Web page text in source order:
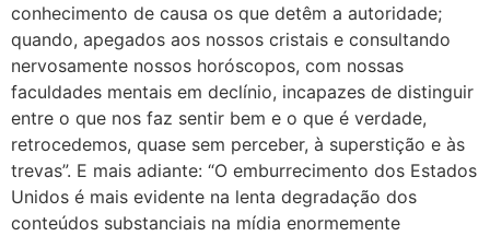
conhecimento de causa os que detêm a autoridade;
quando, apegados aos nossos cristais e consultando
nervosamente nossos horóscopos, com nossas
faculdades mentais em declínio, incapazes de distinguir
entre o que nos faz sentir bem e o que é verdade,
retrocedemos, quase sem perceber, à superstição e às
trevas”. E mais adiante: “O emburrecimento dos Estados
Unidos é mais evidente na lenta degradação dos
conteúdos substanciais na mídia enormemente